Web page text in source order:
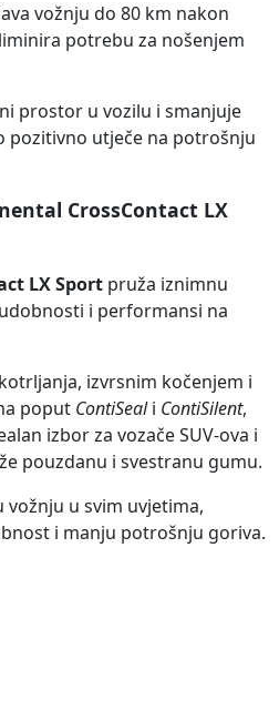
vožnju do 80 km nakon
potrebu za nošenjem
prostor u vozilu i smanjuje
pozitivno utječe na potrošnju
CrossContact LX
LX Sport pruža iznimnu
i performansi na
izvrsnim kočenjem i
poput ContiSeali ContiSilent,
izbor za vozače SUV-ova i
pouzdanu i svestranu gumu.
u svim uvjetima,
i manju potrošnju goriva.